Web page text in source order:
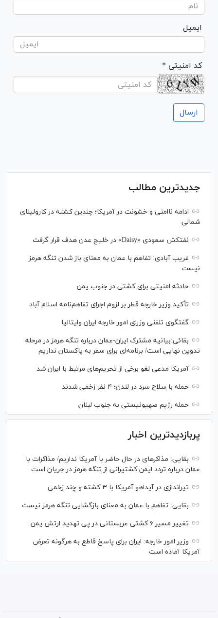
ایمیل
* کد امنیتی
جدیدترین مطالب
ادامه ناامنی و خشونت در آمریکا؛ چندین کشته در کارولینای
شمالی
نفتکش سعودی «Daisy» در خلیج عدن هدف قرار گرفت
غریب آبادی: تفاهم با عمان به معنای باز شدن تنگه هرمز
نیست
حادثه امنیتی برای کشتی در جنوب یمن
تأکید وزیر خارجه قطر بر لزوم اجرای تفاهم‌نامه اسلام آباد
گفتگوی تلفنی وزرای امور خارجه ایران وایتالیا
بقائی:بیانیه مشترک ایران-عمان درباره تنگه هرمز در مرحله
تدوین نهایی است/ برنامه‌ای برای سفر به پاکستان نداریم
آمریکا مدعی لغو برخی از تحریم‌های مرتبط با ایران شد
حمله با سلاح سرد در لندن؛ ۴ نفر زخمی شدند
حمله رژیم صهیونیستی به جنوب لبنان
پربازدیدترین اخبار
بقایی: مذاکره‎ای در حال حاضر با آمریکا نداریم/ مذاکرات با
عمان درباره تردد ایمن کشتیرانی از تنگه هرمز در جریان است
تیراندازی در آیداهو آمریکا با ۳ کشته و چند زخمی
بقایی: تفاهم با عمان به معنای بازگشایی تنگه هرمز نیست
تغییر مسیر ۶ کشتی عربستانی در پی تهدید ارتش یمن
وزیر امور خارجه: ایران برای پاسخ قاطع به هرگونه تعرض
آمریکا آماده است